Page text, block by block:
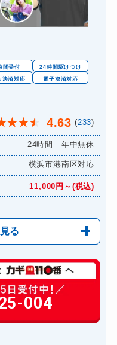
間受付
24時間駆けつけ
決済対応
電子決済対応
★★★ 4.63 (233)
24時間 年中無休
横浜市港南区対応
11,000円～(税込)
る
6,600円～(税込)
14,300円～(税込)
13,200円～(税込)
004